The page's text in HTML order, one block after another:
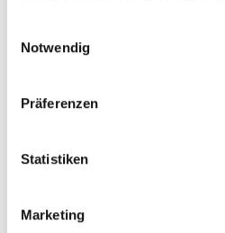
Notwendig
Präferenzen
Statistiken
Marketing